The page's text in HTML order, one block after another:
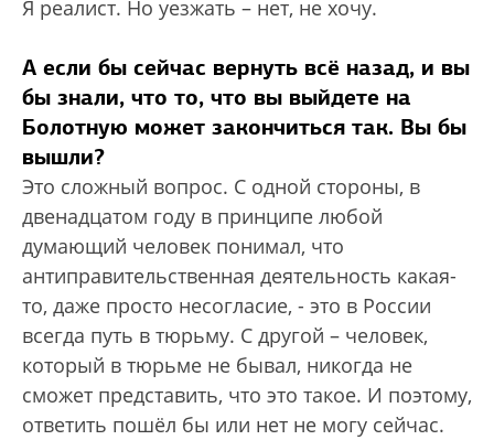
Я реалист. Но уезжать – нет, не хочу.
А если бы сейчас вернуть всё назад, и вы
бы знали, что то, что вы выйдете на
Болотную может закончиться так. Вы бы
вышли?
Это сложный вопрос. С одной стороны, в
двенадцатом году в принципе любой
думающий человек понимал, что
антиправительственная деятельность какая-
то, даже просто несогласие, - это в России
всегда путь в тюрьму. С другой – человек,
который в тюрьме не бывал, никогда не
сможет представить, что это такое. И поэтому,
ответить пошёл бы или нет не могу сейчас.